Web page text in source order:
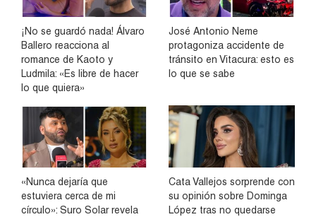
¡No se guardó nada! Álvaro
Ballero reacciona al
romance de Kaoto y
Ludmila: «Es libre de hacer
lo que quiera»
José Antonio Neme
protagoniza accidente de
tránsito en Vitacura: esto es
lo que se sabe
«Nunca dejaría que
estuviera cerca de mi
círculo»: Suro Solar revela
Cata Vallejos sorprende con
su opinión sobre Dominga
López tras no quedarse